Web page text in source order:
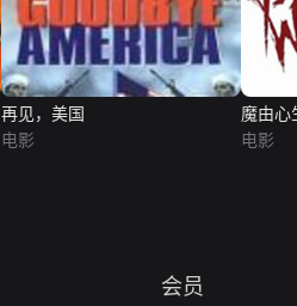
再见，美国
电影
魔由心
电影
会员